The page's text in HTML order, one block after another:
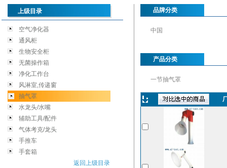
上级目录
空气净化器
通风柜
生物安全柜
无菌操作箱
净化工作台
风淋室,传递窗
抽气罩
水龙头/水嘴
辅助工具/配件
气体考克/龙头
手推车
手套箱
返回上级目录
品牌分类
中国
产品分类
一节抽气罩